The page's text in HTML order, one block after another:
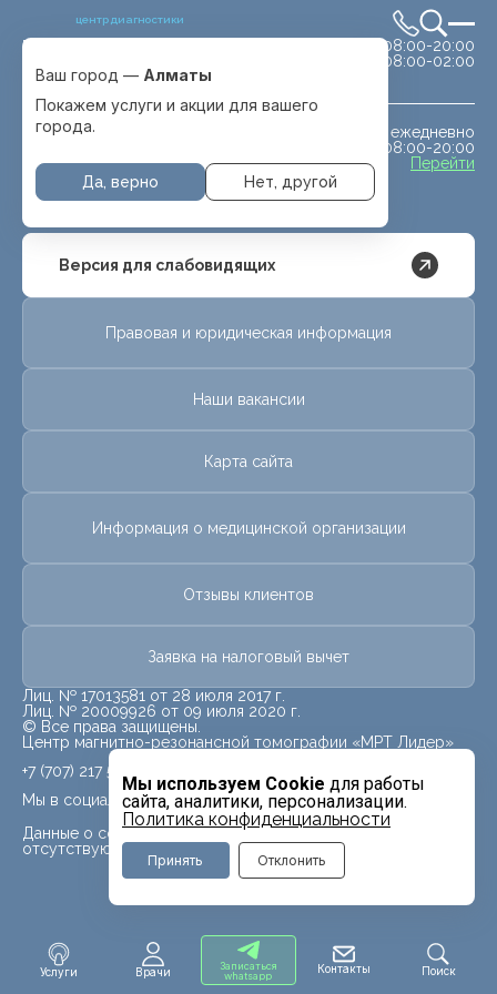
центр диагностики
Выбрать город
с. Отеген батыра
сб-вс 08:00-20:00
08:00-02:00
ежедневно
08:00-20:00
Перейти
Ваш город — Алматы
Покажем услуги и акции для вашего
города.
Да, верно Нет, другой
Услуги Врачи
Записаться
whatsapp
Контакты Поиск
Мы используем Cookie для работы
сайта, аналитики, персонализации.
Политика конфиденциальности
Принять Отклонить
Версия для слабовидящих
Правовая и юридическая информация
Наши вакансии
Карта сайта
Информация о медицинской организации
Отзывы клиентов
Заявка на налоговый вычет
Лиц. № 17013581 от 28 июля 2017 г.
Лиц. № 20009926 от 09 июля 2020 г.
© Все права защищены.
Центр магнитно-резонансной томографии «МРТ Лидер»
Мы в социальных сетях
Данные о социальных сетях для данного филиала
отсутствуют
+7 (707) 217 5840